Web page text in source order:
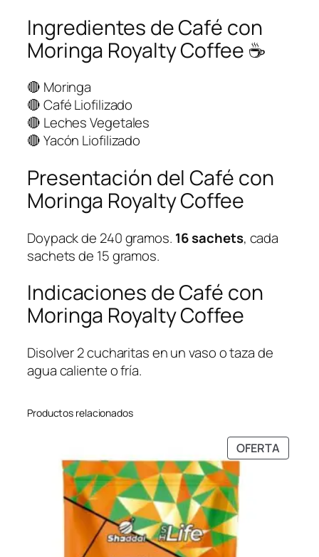
O
R
I
G
A
c
a
t
i
a
d
Ingredientes de Café con
Moringa Royalty Coffee ☕
🔴 Moringa
🔴 Café Liofilizado
🔴 Leches Vegetales
🔴 Yacón Liofilizado
Presentación del Café con
Moringa Royalty Coffee
Doypack de 240 gramos. 16 sachets, cada
sachets de 15 gramos.
Indicaciones de Café con
Moringa Royalty Coffee
Disolver 2 cucharitas en un vaso o taza de
agua caliente o fría.
Productos relacionados
OFERTA
EN